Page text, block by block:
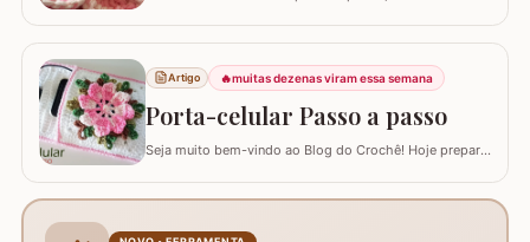
vai valorizar seus trabalhos. Barbante barroco
R
Artigo 🔥muitas dezenas viram essa semana
Porta-celular Passo a passo
Seja muito bem-vindo ao Blog do Crochê! Hoje preparei
carregador dentro da bolsa, ele funciona como um